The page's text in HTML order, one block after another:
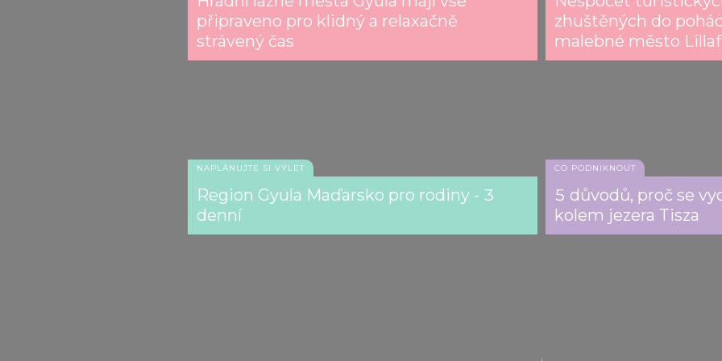
připraveno pro klidný a relaxačně
strávený čas
zhuštěných do
malebné město
NAPLÁNUJTE SI VÝLET
Region Gyula Maďarsko pro rodiny - 3
denní
CO PODNIKNOUT
5 důvodů, proč se
kolem jezera Tisza